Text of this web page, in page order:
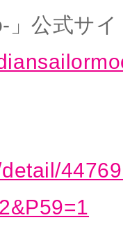
」公式サイ